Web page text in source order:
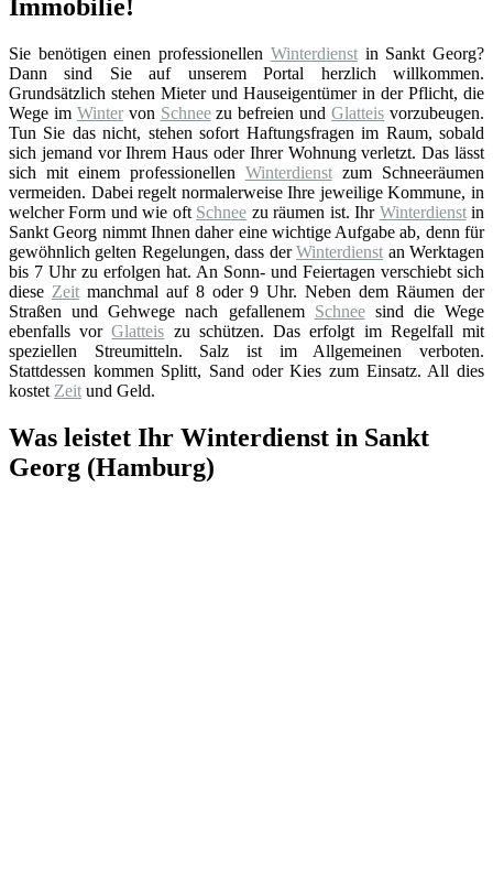
Immobilie!
Sie benötigen einen professionellen Winterdienstin Sankt Georg?
Dann sind Sie auf unserem Portal herzlich willkommen.
Grundsätzlich stehen Mieter und Hauseigentümer in der Pflicht, die
Wege im Wintervon Schneezu befreien undGlatteis vorzubeugen.
Tun Sie das nicht, stehen sofort Haftungsfragen im Raum, sobald
sich jemand vor Ihrem Haus oder Ihrer Wohnung verletzt. Das lässt
sich mit einem professionellen Winterdienstzum Schneeräumen
vermeiden. Dabei regelt normalerweise Ihre jeweilige Kommune, in
welcher Form und wie oft Schnee zu räumen ist. Ihr Winterdienstin
Sankt Georg nimmt Ihnen daher eine wichtige Aufgabe ab, denn für
gewöhnlich gelten Regelungen, dass derWinterdienst an Werktagen
bis 7 Uhr zu erfolgen hat. An Sonn- und Feiertagen verschiebt sich
diese Zeitmanchmal auf 8 oder 9 Uhr. Neben dem Räumen der
Straßen und Gehwege nach gefallenem Schneesind die Wege
ebenfalls vorGlatteis zu schützen. Das erfolgt im Regelfall mit
speziellen Streumitteln. Salz ist im Allgemeinen verboten.
Stattdessen kommen Splitt, Sand oder Kies zum Einsatz. All dies
kostet Zeit und Geld.
Was leistet Ihr Winterdienst in Sankt
Georg (Hamburg)